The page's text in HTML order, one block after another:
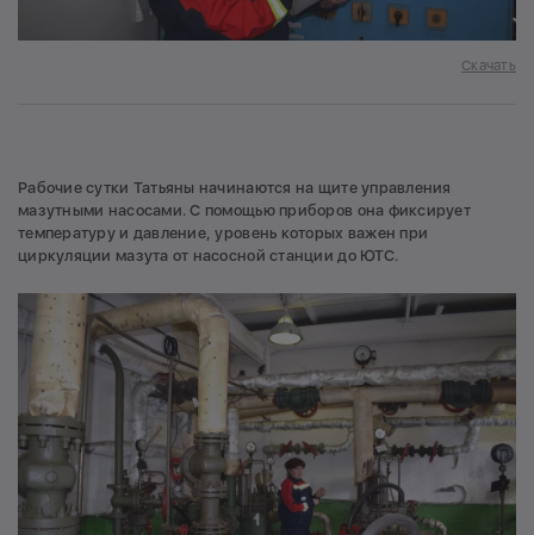
Скачать
Рабочие сутки Татьяны начинаются на щите управления
мазутными насосами. С помощью приборов она фиксирует
температуру и давление, уровень которых важен при
циркуляции мазута от насосной станции до ЮТС.